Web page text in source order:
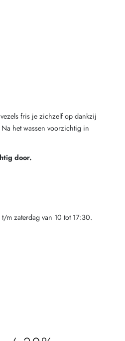
fris je zichzelf op dankzij
Na het wassen voorzichtig in
door.
m zaterdag van 10 tot 17:30.